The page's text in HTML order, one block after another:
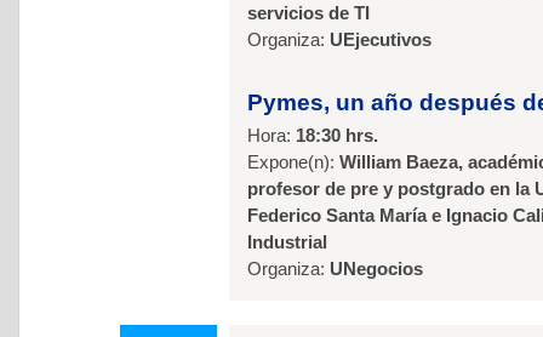
servicios de TI
Organiza: UEjecutivos
Pymes, un año después
Hora: 18:30 hrs.
Expone(n): William Baeza,
profesor de pre y postgrado en la
Federico Santa María e Ignacio
Industrial
Organiza: UNegocios